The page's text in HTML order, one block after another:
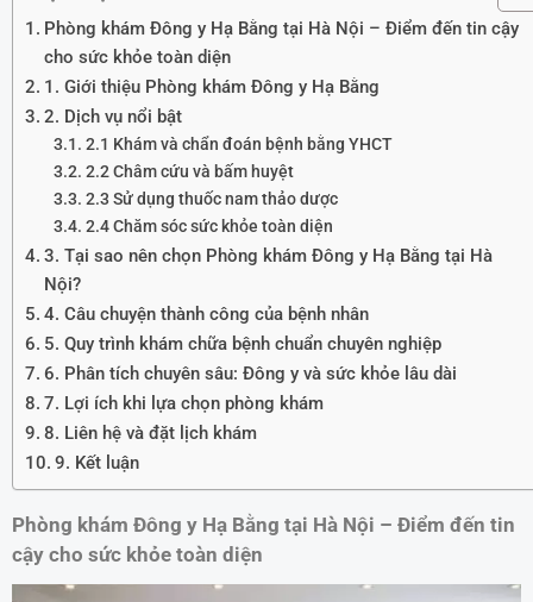
Phòng khám Đông y Hạ Bằng tại Hà Nội – Điểm đến tin cậy
cho sức khỏe toàn diện
1. Giới thiệu Phòng khám Đông y Hạ Bằng
2. Dịch vụ nổi bật
2.1 Khám và chẩn đoán bệnh bằng YHCT
2.2 Châm cứu và bấm huyệt
2.3 Sử dụng thuốc nam thảo dược
2.4 Chăm sóc sức khỏe toàn diện
3. Tại sao nên chọn Phòng khám Đông y Hạ Bằng tại Hà
Nội?
4. Câu chuyện thành công của bệnh nhân
5. Quy trình khám chữa bệnh chuẩn chuyên nghiệp
6. Phân tích chuyên sâu: Đông y và sức khỏe lâu dài
7. Lợi ích khi lựa chọn phòng khám
8. Liên hệ và đặt lịch khám
9. Kết luận
Phòng khám Đông y Hạ Bằng tại Hà Nội – Điểm đến tin
cậy cho sức khỏe toàn diện